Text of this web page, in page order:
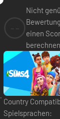
Nicht
einen
berechnen
Country
Spielsprachen: